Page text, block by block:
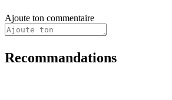
Ajoute ton commentaire
Recommandations